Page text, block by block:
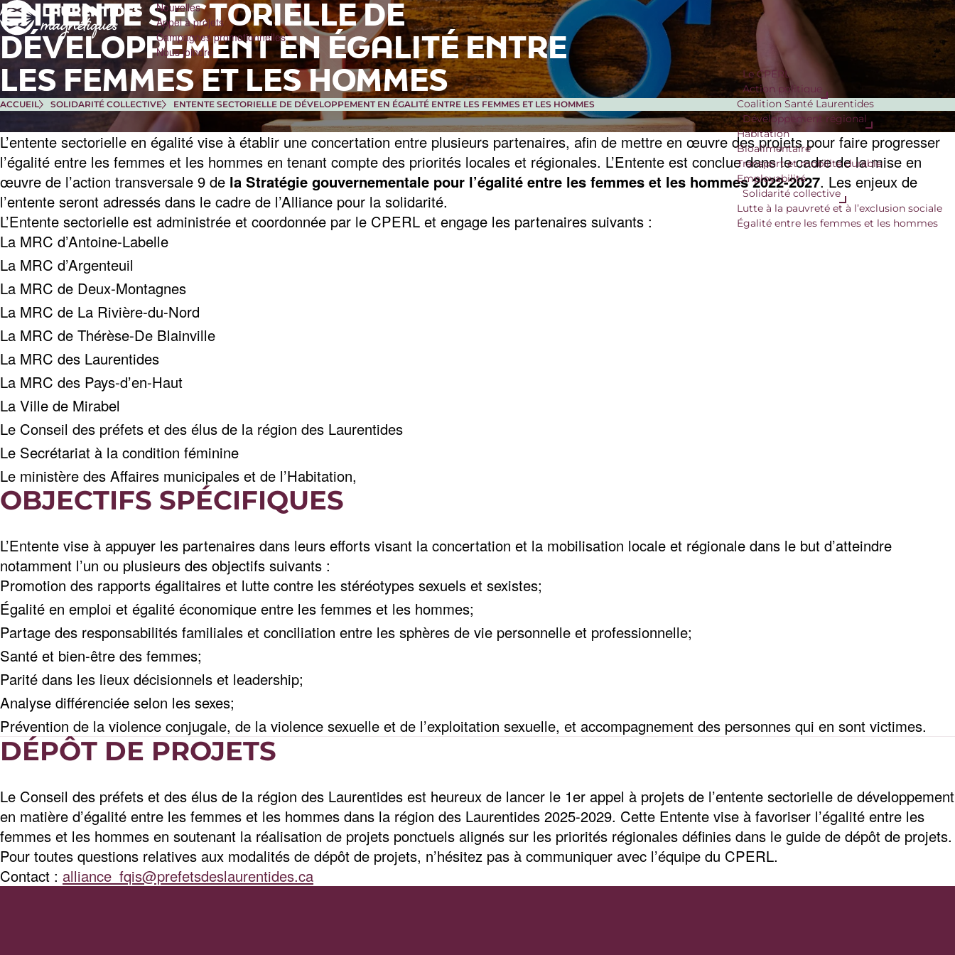
Passer
au
contenu
principal
Le CPERL
Action politique
Coalition Santé Laurentides
Développement régional
Habitation
Bioalimentaire
Transport et mobilité durable
Employabilité
Solidarité collective
Lutte à la pauvreté et à l’exclusion sociale
Égalité entre les femmes et les hommes
Nouvelles
Appel à projets
Campagnes promotionnelles
Nous joindre
ENTENTE SECTORIELLE DE
DÉVELOPPEMENT EN ÉGALITÉ ENTRE
LES FEMMES ET LES HOMMES
ACCUEIL SOLIDARITÉ COLLECTIVE ENTENTE SECTORIELLE DE DÉVELOPPEMENT EN ÉGALITÉ ENTRE LES FEMMES ET LES HOMMES
L’entente sectorielle en égalité vise à établir une concertation entre plusieurs partenaires, afin de mettre en œuvre des projets pour faire progresser
l’égalité entre les femmes et les hommes en tenant compte des priorités locales et régionales. L’Entente est conclue dans le cadre de la mise en
œuvre de l’action transversale 9 de la Stratégie gouvernementale pour l’égalité entre les femmes et les hommes 2022-2027. Les enjeux de
l’entente seront adressés dans le cadre de l’Alliance pour la solidarité.
L’Entente sectorielle est administrée et coordonnée par le CPERL et engage les partenaires suivants :
La MRC d’Antoine-Labelle
La MRC d’Argenteuil
La MRC de Deux-Montagnes
La MRC de La Rivière-du-Nord
La MRC de Thérèse-De Blainville
La MRC des Laurentides
La MRC des Pays-d’en-Haut
La Ville de Mirabel
Le Conseil des préfets et des élus de la région des Laurentides
Le Secrétariat à la condition féminine
Le ministère des Affaires municipales et de l’Habitation,
OBJECTIFS SPÉCIFIQUES
L’Entente vise à appuyer les partenaires dans leurs efforts visant la concertation et la mobilisation locale et régionale dans le but d’atteindre
notamment l’un ou plusieurs des objectifs suivants :
Promotion des rapports égalitaires et lutte contre les stéréotypes sexuels et sexistes;
Égalité en emploi et égalité économique entre les femmes et les hommes;
Partage des responsabilités familiales et conciliation entre les sphères de vie personnelle et professionnelle;
Santé et bien-être des femmes;
Parité dans les lieux décisionnels et leadership;
Analyse différenciée selon les sexes;
Prévention de la violence conjugale, de la violence sexuelle et de l’exploitation sexuelle, et accompagnement des personnes qui en sont victimes.
DÉPÔT DE PROJETS
Le Conseil des préfets et des élus de la région des Laurentides est heureux de lancer le 1er appel à projets de l’entente sectorielle de développement
en matière d’égalité entre les femmes et les hommes dans la région des Laurentides 2025-2029. Cette Entente vise à favoriser l’égalité entre les
femmes et les hommes en soutenant la réalisation de projets ponctuels alignés sur les priorités régionales définies dans le guide de dépôt de projets.
Pour toutes questions relatives aux modalités de dépôt de projets, n’hésitez pas à communiquer avec l’équipe du CPERL.
Contact : alliance_fqis@prefetsdeslaurentides.ca